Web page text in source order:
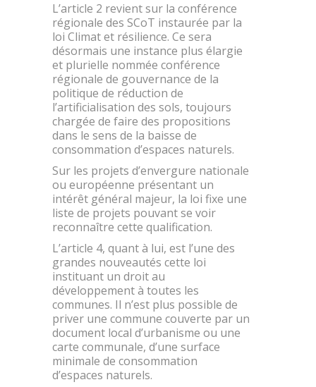
L’article 2 revient sur la conférence
régionale des SCoT instaurée par la
loi Climat et résilience. Ce sera
désormais une instance plus élargie
et plurielle nommée conférence
régionale de gouvernance de la
politique de réduction de
l’artificialisation des sols, toujours
chargée de faire des propositions
dans le sens de la baisse de
consommation d’espaces naturels.
Sur les projets d’envergure nationale
ou européenne présentant un
intérêt général majeur, la loi fixe une
liste de projets pouvant se voir
reconnaître cette qualification.
L’article 4, quant à lui, est l’une des
grandes nouveautés cette loi
instituant un droit au
développement à toutes les
communes. Il n’est plus possible de
priver une commune couverte par un
document local d’urbanisme ou une
carte communale, d’une surface
minimale de consommation
d’espaces naturels.